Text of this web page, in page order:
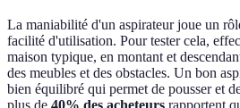
La maniabilité d'un aspirateur joue un
facilité d'utilisation. Pour tester cela,
maison typique, en montant et
des meubles et des obstacles. Un bon
bien équilibré qui permet de pousser et
plus de 40% des acheteurs rapportent